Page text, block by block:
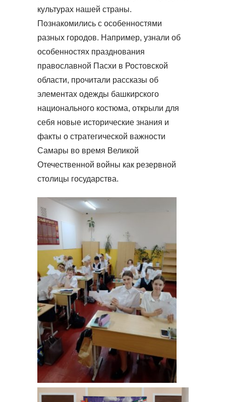
культурах нашей страны.
Познакомились с особенностями
разных городов. Например, узнали об
особенностях празднования
православной Пасхи в Ростовской
области, прочитали рассказы об
элементах одежды башкирского
национального костюма, открыли для
себя новые исторические знания и
факты о стратегической важности
Самары во время Великой
Отечественной войны как резервной
столицы государства.